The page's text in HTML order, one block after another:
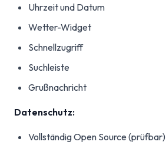
Uhrzeit und Datum
Wetter-Widget
Schnellzugriff
Suchleiste
Grußnachricht
Datenschutz:
Vollständig Open Source (prüfbar)